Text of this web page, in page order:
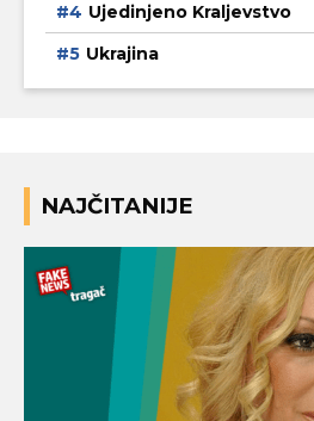
Ujedinjeno Kraljevstvo
Ukrajina
NAJČITANIJE